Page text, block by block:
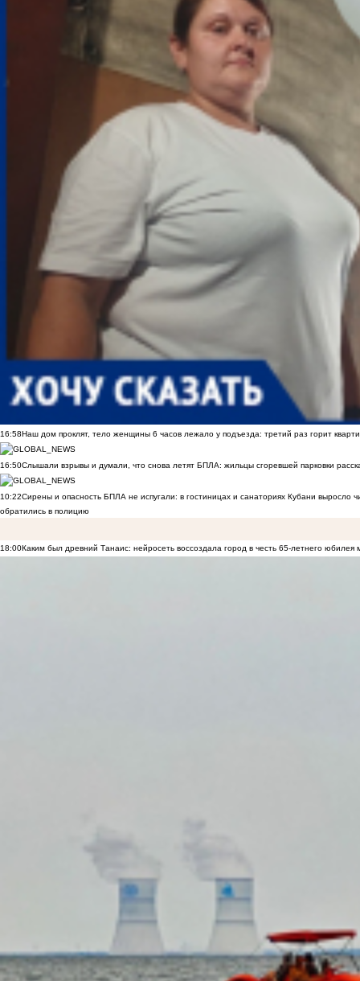
16:58Наш дом проклят, тело женщины 6 часов лежало у подъезда: третий раз горит
16:50Слышали взрывы и думали, что снова летят БПЛА: жильцы сгоревшей парковки
10:22Сирены и опасность БПЛА не испугали: в гостиницах и санаториях Кубани выросло
обратились в полицию
18:00Каким был древний Танаис: нейросеть воссоздала город в честь 65-летнего юбилея